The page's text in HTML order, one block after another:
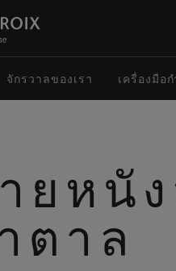
จักรวาลของเรา เครื่องมือ
ยหนั
ตาล